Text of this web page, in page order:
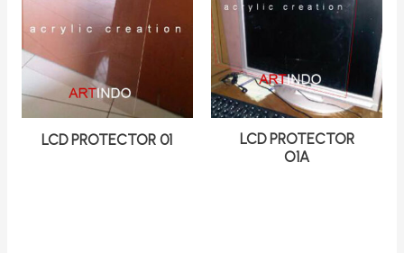
LCD PROTECTOR 01
LCD PROTECTOR
O1A